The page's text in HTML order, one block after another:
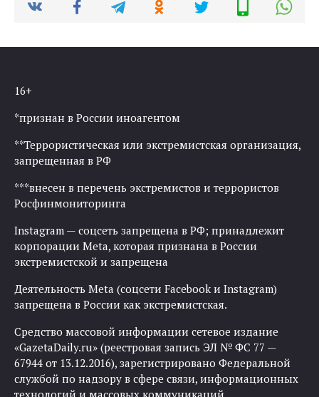
16+
*признан в России иноагентом
**Террористическая или экстремистская организация,
запрещенная в РФ
***внесен в перечень экстремистов и террористов
Росфинмониторинга
Instagram — соцсеть запрещена в РФ; принадлежит
корпорации Meta, которая признана в России
экстремистской и запрещена
Деятельность Meta (соцсети Facebook и Instagram)
запрещена в России как экстремистская.
Средство массовой информации сетевое издание
«GazetaDaily.ru» (реестровая запись ЭЛ № ФС 77 —
67944 от 13.12.2016), зарегистрировано Федеральной
службой по надзору в сфере связи, информационных